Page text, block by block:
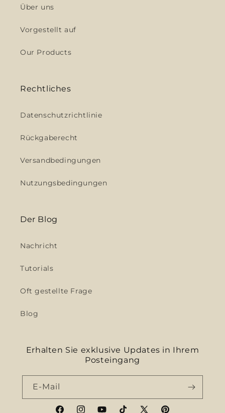
Über uns
Vorgestellt auf
Our Products
Rechtliches
Datenschutzrichtlinie
Rückgaberecht
Versandbedingungen
Nutzungsbedingungen
Der Blog
Nachricht
Tutorials
Oft gestellte Frage
Blog
Erhalten Sie exklusive Updates in Ihrem
Posteingang
E-Mail